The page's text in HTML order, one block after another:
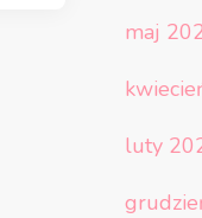
maj
luty